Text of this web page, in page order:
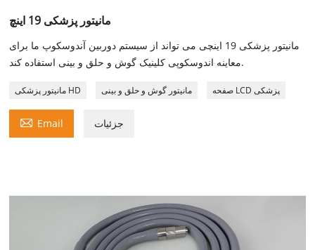
مانیتور پزشکی 19 اینچ
مانیتور پزشکی 19 اینچی می تواند از سیستم دوربین آندوسکوپ ما برای
معاینه اندوسکوپی کلینیک گوش و حلق و بینی استفاده کند.
مانیتور پزشکی HD مانیتور گوش و حلق و بینی صفحه LCD پزشکی
 Email جزئیات